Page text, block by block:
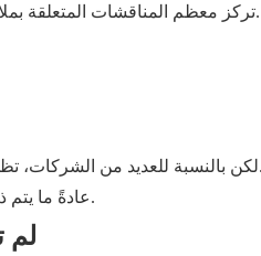
تركز معظم المناقشات المتعلقة بملابس العمل على الفترة التي تسبق تقديم الطلب.
لكن بالنسبة للعديد من الشركات، تظهر الملاحظات الأكثر فائدة في وقت لاحق بكثير.
عادةً ما يتم ذلك بعد حوالي اثني عشر شهرًا من الطلب الأول.
لم